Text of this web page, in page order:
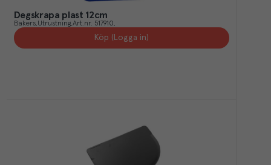
Degskrapa plast 12cm
Bakers Utrustning Art.nr. 517910
Köp (Logga in)